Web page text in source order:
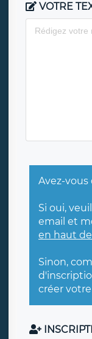
VOTRE
Avez-
Si oui,
email et
en haut
Sinon,
créer